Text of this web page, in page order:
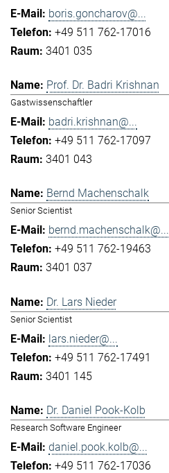
boris.goncharov@...
+49 511 762-17016
3401 035
Prof. Dr. Badri Krishnan
Gastwissenschaftler
badri.krishnan@...
+49 511 762-17097
3401 043
Bernd Machenschalk
Senior Scientist
bernd.machenschalk@...
+49 511 762-19463
3401 037
Dr. Lars Nieder
Senior Scientist
lars.nieder@...
+49 511 762-17491
3401 145
Dr. Daniel Pook-Kolb
Research Software Engineer
daniel.pook.kolb@...
+49 511 762-17036